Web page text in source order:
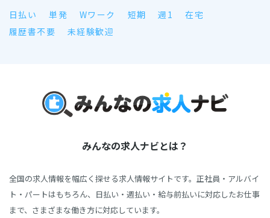
日払い 単発 Wワーク 短期 週1
在宅
履歴書不要
未経験歓迎
みんなの求人ナビとは？
全国の求人情報を幅広く探せる求人情報サイトです。正社員・アルバイ
ト・パートはもちろん、日払い・週払い・給与前払いに対応したお仕事
まで、さまざまな働き方に対応しています。